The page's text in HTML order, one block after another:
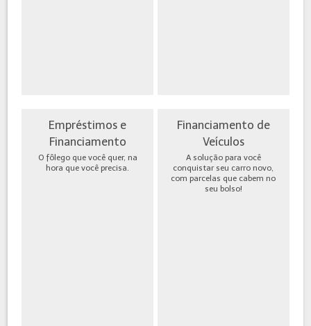
Empréstimos e
Financiamento
O fôlego que você quer, na
hora que você precisa.
Financiamento de
Veículos
A solução para você
conquistar seu carro novo,
com parcelas que cabem no
seu bolso!